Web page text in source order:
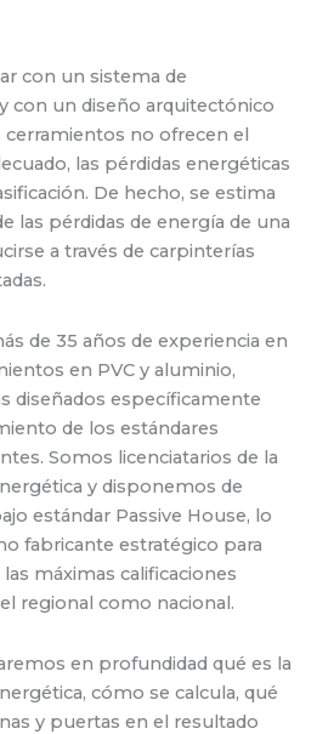
con un sistema de
con un diseño arquitectónico
no ofrecen el
las pérdidas energéticas
De hecho, se estima
las pérdidas de energía de una
a través de carpinterías
de 35 años de experiencia en
en PVC y aluminio,
diseñados específicamente
de los estándares
Somos licenciatarios de la
y disponemos de
estándar Passive House, lo
fabricante estratégico para
máximas calificaciones
regional como nacional.
en profundidad qué es la
cómo se calcula, qué
y puertas en el resultado